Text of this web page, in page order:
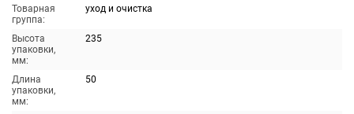
Товарная
группа:
уход и очистка
Высота
упаковки,
мм:
235
Длина
упаковки,
мм:
50